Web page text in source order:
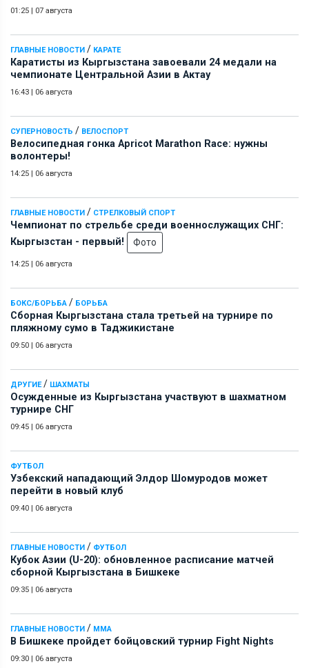
01:25 | 07 августа
ГЛАВНЫЕ НОВОСТИ / КАРАТЕ
Каратисты из Кыргызстана завоевали 24 медали на
чемпионате Центральной Азии в Актау
16:43 | 06 августа
СУПЕРНОВОСТЬ / ВЕЛОСПОРТ
Велосипедная гонка Apricot Marathon Race: нужны
волонтеры!
14:25 | 06 августа
ГЛАВНЫЕ НОВОСТИ / СТРЕЛКОВЫЙ СПОРТ
Чемпионат по стрельбе среди военнослужащих СНГ:
Кыргызстан - первый!
Фото
14:25 | 06 августа
БОКС/БОРЬБА / БОРЬБА
Сборная Кыргызстана стала третьей на турнире по
пляжному сумо в Таджикистане
09:50 | 06 августа
ДРУГИЕ/ ШАХМАТЫ
Осужденные из Кыргызстана участвуют в шахматном
турнире СНГ
09:45 | 06 августа
ФУТБОЛ
Узбекский нападающий Элдор Шомуродов может
перейти в новый клуб
09:40 | 06 августа
ГЛАВНЫЕ НОВОСТИ / ФУТБОЛ
Кубок Азии (U-20): обновленное расписание матчей
сборной Кыргызстана в Бишкеке
09:35 | 06 августа
ГЛАВНЫЕ НОВОСТИ / ММА
В Бишкеке пройдет бойцовский турнир Fight Nights
09:30 | 06 августа